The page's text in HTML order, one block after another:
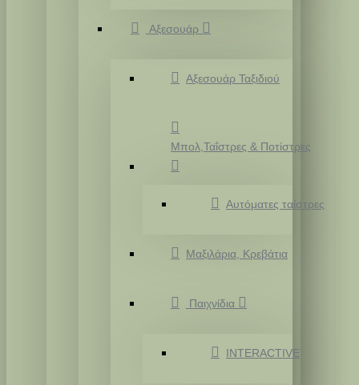
Αξεσουάρ
Αξεσουάρ Ταξιδιού
Μπολ,Ταΐστρες & Ποτίστρες
Αυτόματες ταίστρες
Μαξιλάρια, Κρεβάτια
Παιχνίδια
INTERACTIVE